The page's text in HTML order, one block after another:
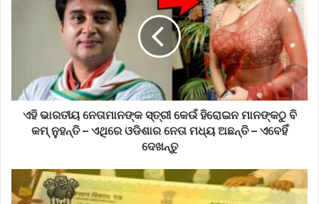
ଏହି ଭାରତୀୟ ନେତାମାନଙ୍କ ସ୍ତ୍ରୀ କେଉଁ ହିରୋଇନ ମାନଙ୍କଠୁ ବି
କମ୍ ନୁହନ୍ତି – ଏଥିରେ ଓଡିଶାର ନେତା ମଧ୍ୟ ଅଛନ୍ତି – ଏବେହିଁ
ଦେଖନ୍ତୁ